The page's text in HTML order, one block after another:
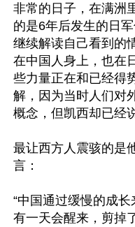
非常的日子，在满
的是6年后发生的日
继续解读自己看到的
在中国人身上，也在
些力量正在和已经
解，因为当时人们对
概念，但凯西却已经
最让西方人震骇的是
言：
“中国通过缓慢的成
有一天会醒来，剪掉